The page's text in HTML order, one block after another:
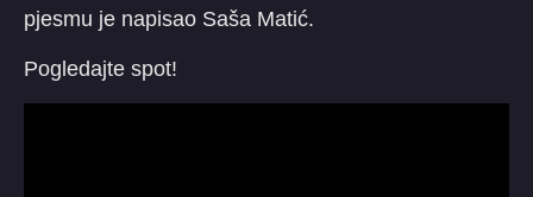
pjesmu je napisao Saša Matić.
Pogledajte spot!